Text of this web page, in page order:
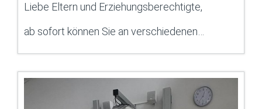
Liebe Eltern und Erziehungsberechtigte,
ab sofort können Sie an verschiedenen…